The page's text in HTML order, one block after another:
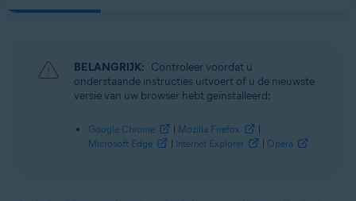
BELANGRIJK: Controleer voordat u
onderstaande instructies uitvoert of u de nieuwste
versie van uw browser hebt geïnstalleerd:
Google Chrome | Mozilla Firefox
|
Microsoft Edge
| Internet Explorer | Opera